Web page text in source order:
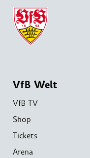
VfB Welt
VfB TV
Shop
Tickets
Arena